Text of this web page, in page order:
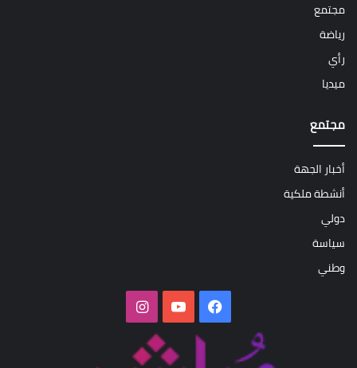
مجتمع
رياضة
رأي
ميديا
مجتمع
أخبار الجهة
أنشطة ملكية
دولي
سياسة
وطني
فيسبوك‫YouTubeانستقرام